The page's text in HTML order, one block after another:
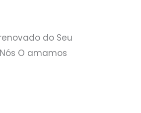
do Seu
O amamos